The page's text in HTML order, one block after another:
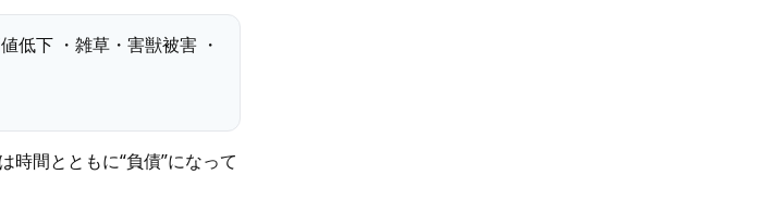
低下 ・雑草・害獣被害 ・
時間とともに“負債”になって